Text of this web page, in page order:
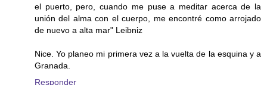
el puerto, pero, cuando me puse a meditar acerca de la
unión del alma con el cuerpo, me encontré como arrojado
de nuevo a alta mar" Leibniz
Nice. Yo planeo mi primera vez a la vuelta de la esquina y a
Granada.
Responder